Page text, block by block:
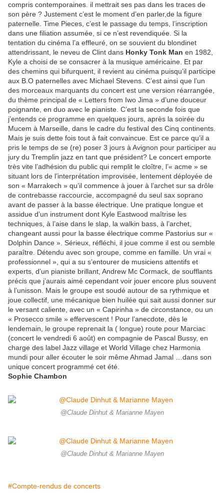
compris contemporaines. il mettrait ses pas dans les traces de
son père ? Justement c’est le moment d’en parler,de la figure
paternelle. Time Pieces, c’est le passage du temps, l’inscription
dans une filiation assumée, si ce n’est revendiquée. Si la
tentation du cinéma l’a effleuré, on se souvient du blondinet
attendrissant, le neveu de Clint dans Honky Tonk Man en 1982,
Kyle a choisi de se consacrer à la musique américaine. Et par
des chemins qui bifurquent, il revient au cinéma puisqu’il participe
aux B.O paternelles avec Michael Stevens. C’est ainsi que l’un
des morceaux marquants du concert est une version réarrangée,
du thème principal de « Letters from Iwo Jima » d’une douceur
poignante, en duo avec le pianiste. C’est la seconde fois que
j’entends ce programme en quelques jours, après la soirée du
Mucem à Marseille, dans le cadre du festival des Cinq continents.
Mais je suis dette fois tout à fait convaincue. Est ce parce qu’il a
pris le temps de se (re) poser 3 jours à Avignon pour participer au
jury du Tremplin jazz en tant que président? Le concert emporte
très vite l’adhésion du public qui remplit le cloître, l’« acme » se
situant lors de l’interprétation improvisée, lentement déployée de
son « Marrakech » qu’il commence à jouer à l’archet sur sa drôle
de contrebasse raccourcie, accompagné du seul sax soprano
avant de passer à la basse électrique. Une pratique longue et
assidue d’un instrument dont Kyle Eastwood maîtrise les
techniques, à l’aise dans le slap, la walkin bass, à l’archet,
changeant aussi pour la basse électrique comme Pastorius sur «
Dolphin Dance ». Sérieux, réfléchi, il joue comme il est ou semble
paraître. Détendu avec son groupe, comme en famille. Un vrai «
professionnel », qui a su s’entourer de musiciens attentifs et
experts, d’un pianiste brillant, Andrew Mc Cormack, de soufflants
précis que j’aurais aimé cependant voir jouer encore plus souvent
à l’unisson. Mais le groupe est soudé autour de sa rythmique et
joue collectif, une mécanique bien huilée qui sait aussi donner sur
le versant caliente, avec un « Capirinha » de circonstance, ou un
« Prosecco smile » effervescent ! Pour l’anecdote, dès le
lendemain, le groupe reprenait la ( longue) route pour Marciac
(concert le vendredi 6 août) en compagnie de Pascal Bussy, en
charge des label Jazz village et World Village chez Harmonia
mundi pour aller écouter le soir même Ahmad Jamal …dans son
unique concert programmé cet été.
Sophie Chambon
@Claude Dinhut & Marianne Mayen
@Claude Dinhut & Marianne Mayen
#Compte-rendus de concerts